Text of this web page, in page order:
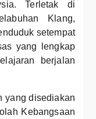
Terletak di
Klang,
setempat
yang lengkap
berjalan
yang disediakan
Kebangsaan